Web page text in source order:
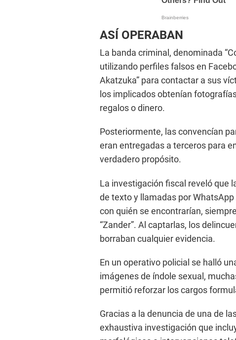
ASÍ OPERABAN
La banda criminal, denominada
utilizando perfiles falsos en
Akatzuka” para contactar a sus
los implicados obtenían
regalos o dinero.
Posteriormente, las convencían
eran entregadas a terceros para
verdadero propósito.
La investigación fiscal reveló que
de texto y llamadas por
con quién se encontrarían,
“Zander”. Al captarlas, los
borraban cualquier evidencia.
En un operativo policial se halló
imágenes de índole sexual,
permitió reforzar los cargos
Gracias a la denuncia de una de
exhaustiva investigación que